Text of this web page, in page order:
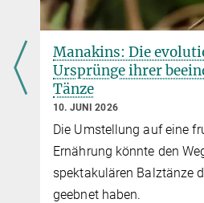
Manakins: Die
Ursprünge ihrer
Tänze
10. JUNI 2026
Die Umstellung auf eine
Ernährung könnte den
spektakulären Balztänze
geebnet haben.